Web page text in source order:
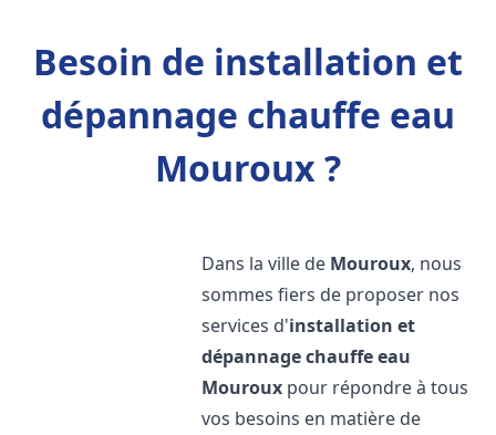
Besoin de installation et
dépannage chauffe eau
Mouroux ?
Dans la ville de Mouroux, nous
sommes fiers de proposer nos
services d'installation et
dépannage chauffe eau
Mouroux pour répondre à tous
vos besoins en matière de